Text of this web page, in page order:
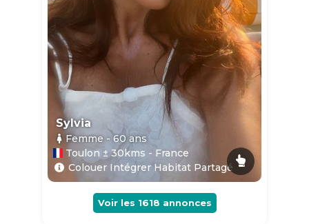
Sylvia
Femme - 60ans
Toulon ± 30kms - France
Colouer Intégrer Habitat Partagé
Voir les 1618 annonces